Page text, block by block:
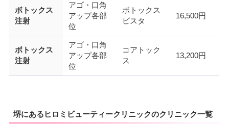
ボトックス
注射
アゴ・口角
アップ各部
位
ボトックス
ビスタ
16,500円
ボトックス
注射
アゴ・口角
アップ各部
位
コアトック
ス
13,200円
堺にあるヒロミビューティークリニックのクリニック一覧